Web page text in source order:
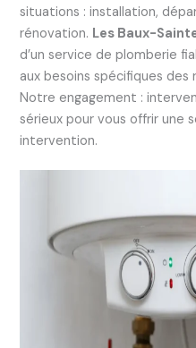
situations : installation,
rénovation. Les Baux-
d’un service de plomberie
aux besoins spécifiques
Notre engagement :
sérieux pour vous offrir une
intervention.